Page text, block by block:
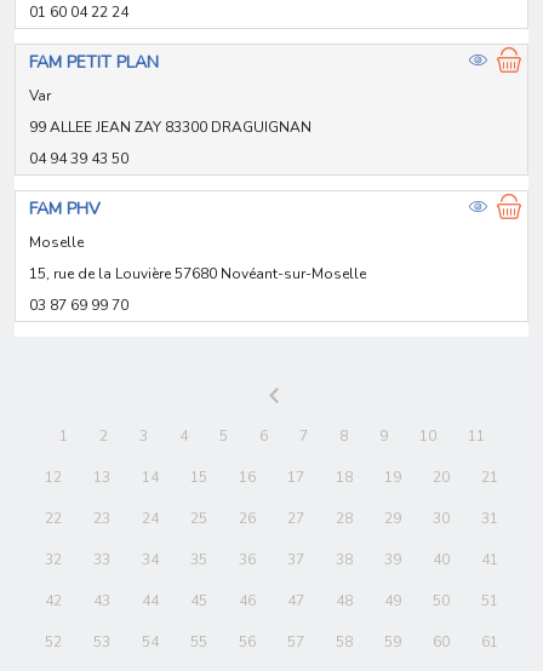
01 60 04 22 24
FAM PETIT PLAN
Var
99 ALLEE JEAN ZAY 83300 DRAGUIGNAN
04 94 39 43 50
FAM PHV
Moselle
15, rue de la Louvière 57680 Novéant-sur-Moselle
03 87 69 99 70
1 2 3 4 5 6 7 8 9 10 11
12 13 14 15 16 17 18 19 20 21
22 23 24 25 26 27 28 29 30 31
32 33 34 35 36 37 38 39 40 41
42 43 44 45 46 47 48 49 50 51
52 53 54 55 56 57 58 59 60 61